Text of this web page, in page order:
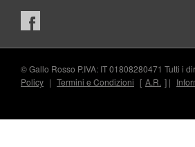
© Gallo Rosso P.IVA: IT 01808280471 Tutti i
Policy | Termini e Condizioni [ A.R. ] |